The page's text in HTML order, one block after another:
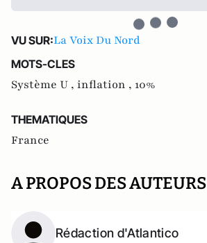
VU SUR:La Voix Du Nord
MOTS-CLES
Système U , inflation , 10%
THEMATIQUES
France
A PROPOS DES AUTEURS
Rédaction d'Atlantico